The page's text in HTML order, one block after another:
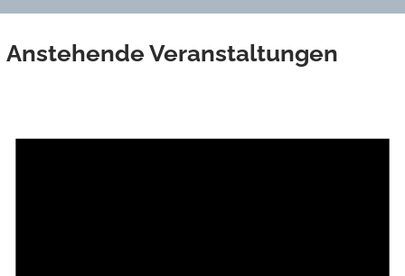
Anstehende Veranstaltungen